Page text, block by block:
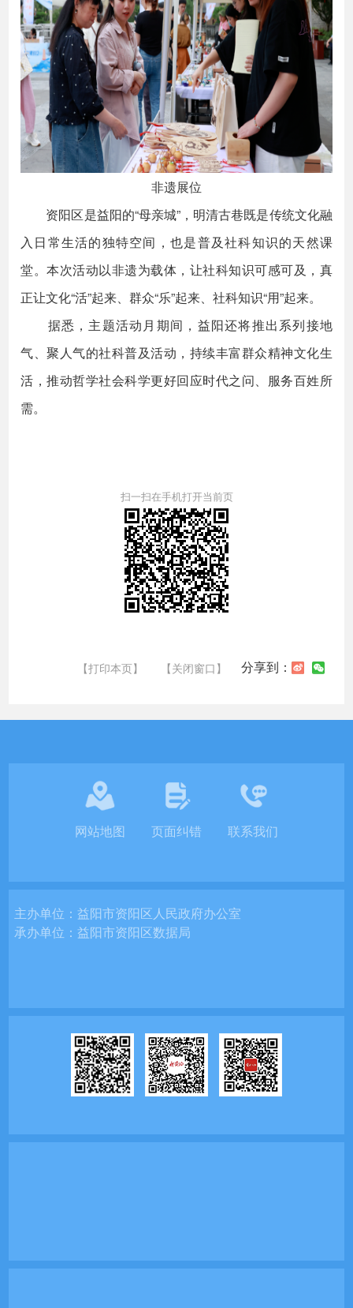
非遗展位
资阳区是益阳的“母亲城”，明清古巷既是传统文化融
入日常生活的独特空间，也是普及社科知识的天然课
堂。本次活动以非遗为载体，让社科知识可感可及，真
正让文化“活”起来、群众“乐”起来、社科知识“用”起来。
据悉，主题活动月期间，益阳还将推出系列接地
气、聚人气的社科普及活动，持续丰富群众精神文化生
活，推动哲学社会科学更好回应时代之问、服务百姓所
需。
扫一扫在手机打开当前页
【打印本页】 【关闭窗口】 分享到：
网站地图 页面纠错 联系我们
主办单位：益阳市资阳区人民政府办公室
承办单位：益阳市资阳区数据局